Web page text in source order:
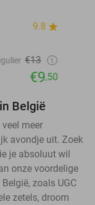
9.8
€13
€9,50
België
meer
avondje uit. Zoek
je absoluut wil
onze voordelige
zoals UGC
zetels, droom